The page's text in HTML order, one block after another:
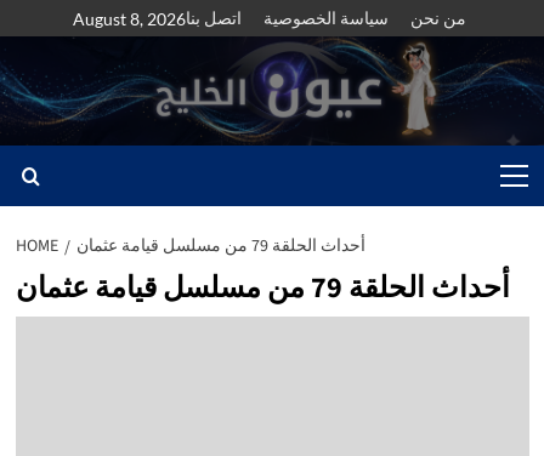
to
content
August 8, 2026اتصل بنا سياسة الخصوصية من نحن
Menu
HOME أحداث الحلقة 79 من مسلسل قيامة عثمان
أحداث الحلقة 79 من مسلسل قيامة عثمان